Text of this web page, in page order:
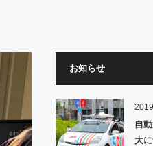
お知らせ
自
大